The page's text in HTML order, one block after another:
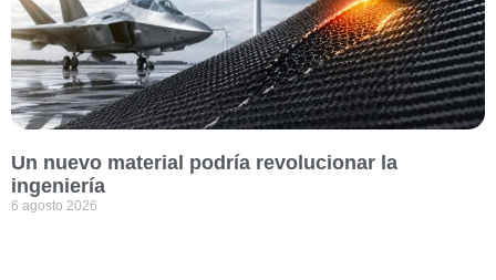
Un nuevo material podría revolucionar la
ingeniería
6 agosto 2026